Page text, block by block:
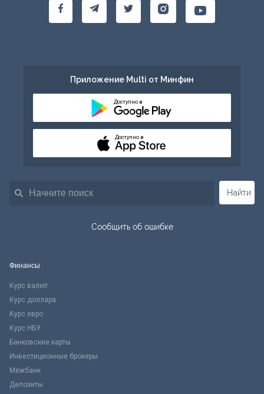
Найти
Сообщить об ошибке
Приложение Multi от Минфин
Доступно в
Доступно в
Финансы
Курс валют
Курс доллара
Курс евро
Курс НБУ
Банковские карты
Инвестиционные брокеры
Межбанк
Депозиты